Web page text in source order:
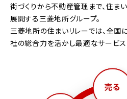
街づくりから不動産管理まで、住ま
展開する三菱地所グループ。
三菱地所の住まいリレーでは、全
社の総合力を活かし最適なサービス